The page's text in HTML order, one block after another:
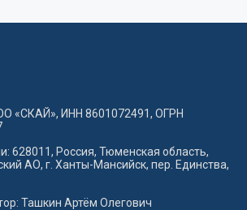
«СКАЙ», ИНН 8601072491, ОГРН
628011, Россия, Тюменская область,
АО, г. Ханты-Мансийск, пер. Единства,
Ташкин Артём Олегович